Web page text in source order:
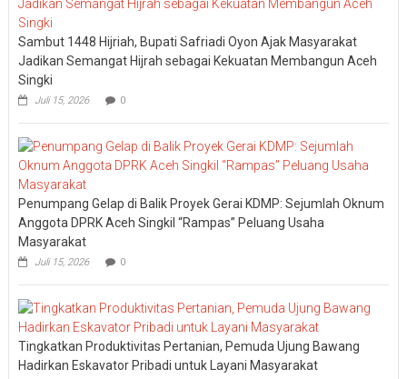
Sambut 1448 Hijriah, Bupati Safriadi Oyon Ajak Masyarakat
Jadikan Semangat Hijrah sebagai Kekuatan Membangun Aceh
Singki
Juli 15, 2026 0
Penumpang Gelap di Balik Proyek Gerai KDMP: Sejumlah Oknum
Anggota DPRK Aceh Singkil “Rampas” Peluang Usaha
Masyarakat
Juli 15, 2026 0
Tingkatkan Produktivitas Pertanian, Pemuda Ujung Bawang
Hadirkan Eskavator Pribadi untuk Layani Masyarakat